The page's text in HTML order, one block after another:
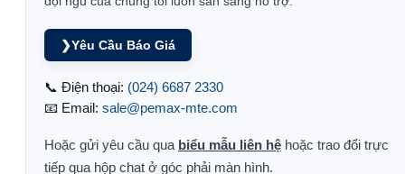
❯Yêu Cầu Báo Giá
📞 Điện thoại: (024) 6687 2330
📧 Email: sale@pemax-mte.com
Hoặc gửi yêu cầu qua biểu mẫu liên hệ hoặc trao đổi trực
tiếp qua hộp chat ở góc phải màn hình.